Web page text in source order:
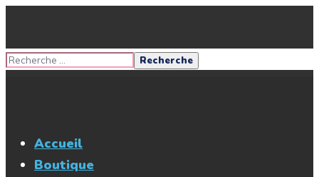
Accueil
Boutique